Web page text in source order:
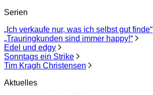
Serien
„Ich verkaufe nur, was ich selbst gut finde“
„Trauringkunden sind immer happy!“
Edel und edgy
Sonntags ein Strike
Tim Kragh Christensen
Aktuelles